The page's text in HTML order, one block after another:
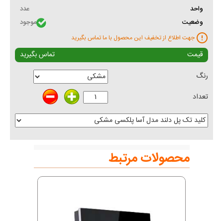
واحد
عدد
وضعیت
موجود
جهت اطلاع از تخفیف این محصول با ما تماس بگیرید
قیمت
تماس بگیرید
رنگ
تعداد
محصولات مرتبط